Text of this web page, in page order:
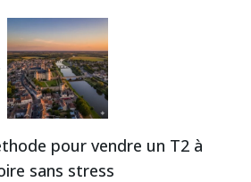
pour vendre un T2 à
sans stress